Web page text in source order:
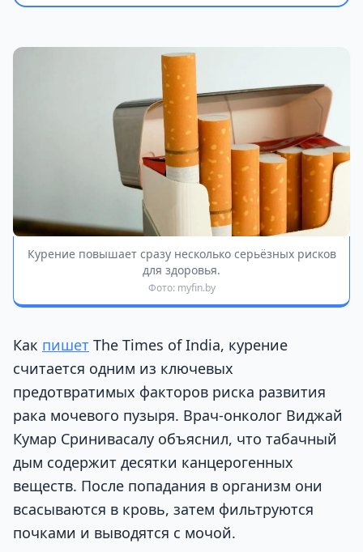
Курение повышает сразу несколько серьёзных рисков
для здоровья.
Фото: myfin.by
Как пишет The Times of India, курение
считается одним из ключевых
предотвратимых факторов риска развития
рака мочевого пузыря. Врач-онколог Виджай
Кумар Сринивасалу объяснил, что табачный
дым содержит десятки канцерогенных
веществ. После попадания в организм они
всасываются в кровь, затем фильтруются
почками и выводятся с мочой.